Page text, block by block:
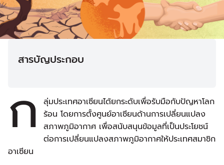
สารบัญประกอบ
ก
ลุ่มประเทศอาเซียนได้ยกระดับเพื่อรับมือกับปัญหาโลก
ร้อน โดยการตั้งศูนย์อาเซียนด้านการเปลี่ยนแปลง
สภาพภูมิอากาศ เพื่อสนับสนุนข้อมูลที่เป็นประโยชน์
ต่อการเปลี่ยนแปลงสภาพภูมิอากาศให้ประเทศสมาชิก
อาเซียน